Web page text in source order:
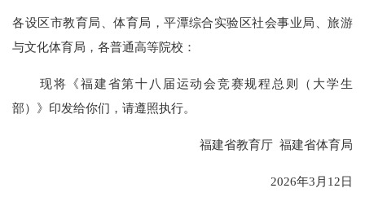
各设区市教育局、体育局，平潭综合实验区社会事业局、旅游
与文化体育局，各普通高等院校：
现将《福建省第十八届运动会竞赛规程总则（大学生
部）》印发给你们，请遵照执行。
福建省教育厅 福建省体育局
2026年3月12日